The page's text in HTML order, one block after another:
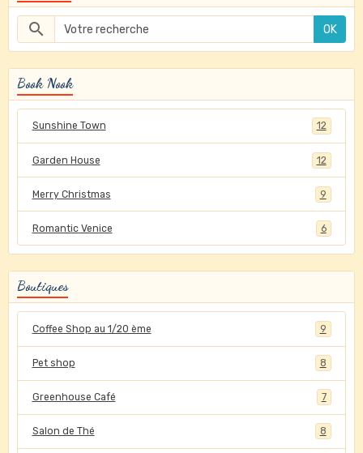
OK
Book Nook
Sunshine Town 12
Garden House 12
Merry Christmas 9
Romantic Venice 6
Boutiques
Coffee Shop au 1/20 ème 9
Pet shop 8
Greenhouse Café 7
Salon de Thé 8